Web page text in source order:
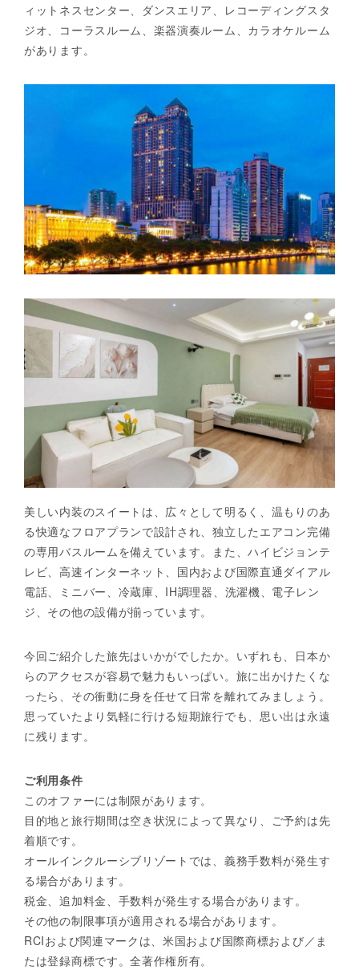
ィットネスセンター、ダンスエリア、レコーディングスタ
ジオ、コーラスルーム、楽器演奏ルーム、カラオケルーム
があります。
美しい内装のスイートは、広々として明るく、温もりのあ
る快適なフロアプランで設計され、独立したエアコン完備
の専用バスルームを備えています。また、ハイビジョンテ
レビ、高速インターネット、国内および国際直通ダイアル
電話、ミニバー、冷蔵庫、IH調理器、洗濯機、電子レン
ジ、その他の設備が揃っています。
今回ご紹介した旅先はいかがでしたか。いずれも、日本か
らのアクセスが容易で魅力もいっぱい。旅に出かけたくな
ったら、その衝動に身を任せて日常を離れてみましょう。
思っていたより気軽に行ける短期旅行でも、思い出は永遠
に残ります。
ご利用条件
このオファーには制限があります。
目的地と旅行期間は空き状況によって異なり、ご予約は先
着順です。
オールインクルーシブリゾートでは、義務手数料が発生す
る場合があります。
税金、追加料金、手数料が発生する場合があります。
その他の制限事項が適用される場合があります。
RCIおよび関連マークは、米国および国際商標および／ま
たは登録商標です。全著作権所有。